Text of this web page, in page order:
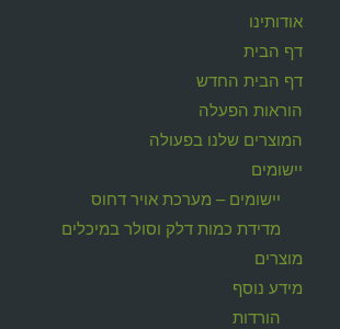
אודותינו
דף הבית
דף הבית החדש
הוראות הפעלה
המוצרים שלנו בפעולה
יישומים
יישומים – מערכת אויר דחוס
מדידת כמות דלק וסולר במיכלים
מוצרים
מידע נוסף
הורדות